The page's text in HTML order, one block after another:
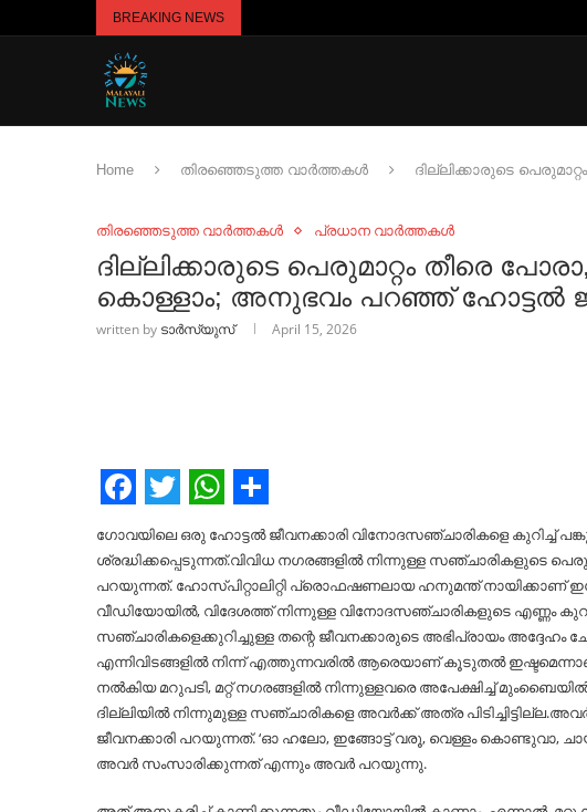
BREAKING NEWS
Home തിരഞ്ഞെടുത്ത വാർത്തകൾ ദില്ലിക്കാരുടെ
തിരഞ്ഞെടുത്ത വാർത്തകൾ പ്രധാന വാർത്തകൾ
ദില്ലിക്കാരുടെ പെരുമാറ്റം തീരെ
കൊള്ളാം; അനുഭവം പറഞ്ഞ് ഹോട്ടല്‍
written by ടാർസ്യുസ് April 15, 2026
Facebook
Twitter
WhatsApp
Share
ഗോവയിലെ ഒരു ഹോട്ടല്‍ ജീവനക്കാരി വിനോദസഞ്ചാരികളെ
ശ്രദ്ധിക്കപ്പെടുന്നത്.വിവിധ നഗരങ്ങളില്‍ നിന്നുള്ള സഞ്ചാരികളുടെ
പറയുന്നത്. ഹോസ്പിറ്റാലിറ്റി പ്രൊഫഷണലായ ഹനുമന്ത് നായിക്കാണ്
വീഡിയോയില്‍, വിദേശത്ത് നിന്നുള്ള വിനോദസഞ്ചാരികളുടെ
സഞ്ചാരികളെക്കുറിച്ചുള്ള തന്റെ ജീവനക്കാരുടെ അഭിപ്രായം
എന്നിവിടങ്ങളില്‍ നിന്ന് എത്തുന്നവരില്‍ ആരെയാണ് കൂടുതല്‍
നല്‍കിയ മറുപടി, മറ്റ് നഗരങ്ങളില്‍ നിന്നുള്ളവരെ അപേക്ഷിച്ച്‌
ദില്ലിയില്‍ നിന്നുമുള്ള സഞ്ചാരികളെ അവർക്ക് അത്ര
ജീവനക്കാരി പറയുന്നത്. ‘ഓ ഹലോ, ഇങ്ങോട്ട് വരൂ, വെള്ളം കൊണ്ടുവാ,
അവർ സംസാരിക്കുന്നത് എന്നും അവർ പറയുന്നു.